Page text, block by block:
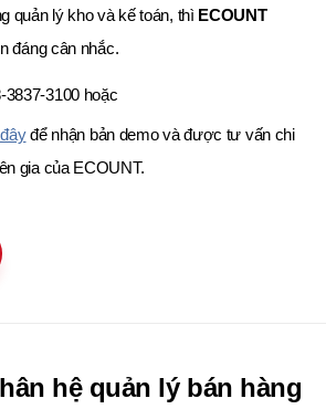
quản lý kho và kế toán, thì ECOUNT
đáng cân nhắc.
3837-3100 hoặc
để nhận bản demo và được tư vấn chi
gia của ECOUNT.
hệ quản lý bán hàng